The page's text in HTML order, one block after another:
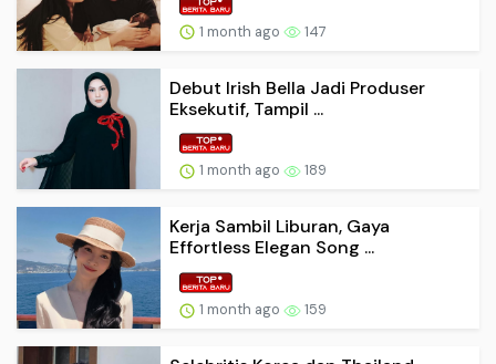
1 month ago 147
Debut Irish Bella Jadi Produser
Eksekutif, Tampil ...
1 month ago 189
Kerja Sambil Liburan, Gaya
Effortless Elegan Song ...
1 month ago 159